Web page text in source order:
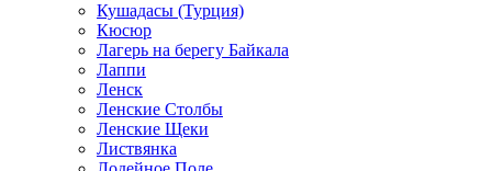
Кушадасы (Турция)
Кюсюр
Лагерь на берегу Байкала
Лаппи
Ленск
Ленские Столбы
Ленские Щеки
Листвянка